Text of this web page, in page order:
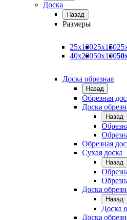
Доска
Назад
Размеры
25х10025х150
40х20050х100
Доска обрезная
Назад
Обрезная
Доска
Назад
Обрезная
Сухая доска
Назад
Доска
Назад
Доска
Доска